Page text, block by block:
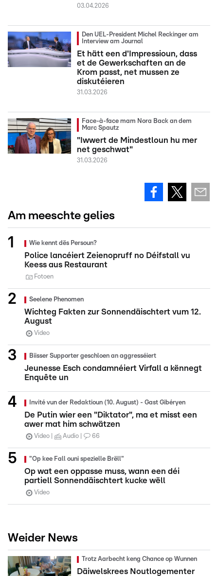
03.04.2026
Den UEL-President Michel Reckinger am
Interview am Journal
Et hätt een d'Impressioun, dass
et de Gewerkschaften an de
Krom passt, net mussen ze
diskutéieren
31.03.2026
Face-à-face mam Nora Back an dem
Marc Spautz
"Iwwert de Mindestloun hu mer
net geschwat"
31.03.2026
Am meeschte gelies
Wie kennt dës Persoun?
Police lancéiert Zeienopruff no Déifstall vu
Keess aus Restaurant
Fotoen
Seelene Phenomen
Wichteg Fakten zur Sonnendäischtert vum 12.
August
Video
Biisser Supporter geschloen an aggresséiert
Jeunesse Esch condamnéiert Virfall a kënnegt
Enquête un
Invité vun der Redaktioun (10. August) - Gast Gibéryen
De Putin wier een "Diktator", ma et misst een
awer mat him schwätzen
Video Audio 66
"Op kee Fall ouni spezielle Brëll"
Op wat een oppasse muss, wann een déi
partiell Sonnendäischtert kucke wëll
Video
Weider News
Trotz Aarbecht keng Chance op Wunnen
Däiwelskrees Noutlogementer